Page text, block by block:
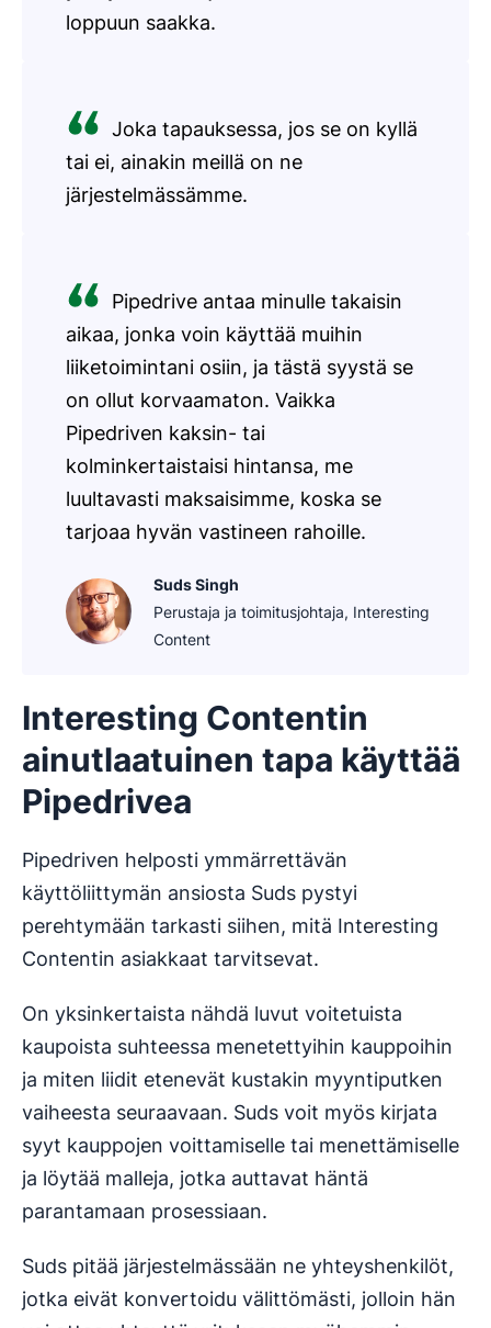
loppuun saakka.
Joka tapauksessa, jos se on kyllä
tai ei, ainakin meillä on ne
järjestelmässämme.
Pipedrive antaa minulle takaisin
aikaa, jonka voin käyttää muihin
liiketoimintani osiin, ja tästä syystä se
on ollut korvaamaton. Vaikka
Pipedriven kaksin- tai
kolminkertaistaisi hintansa, me
luultavasti maksaisimme, koska se
tarjoaa hyvän vastineen rahoille.
Suds Singh
Perustaja ja toimitusjohtaja, Interesting
Content
Interesting Contentin
ainutlaatuinen tapa käyttää
Pipedrivea
Pipedriven helposti ymmärrettävän
käyttöliittymän ansiosta Suds pystyi
perehtymään tarkasti siihen, mitä Interesting
Contentin asiakkaat tarvitsevat.
On yksinkertaista nähdä luvut voitetuista
kaupoista suhteessa menetettyihin kauppoihin
ja miten liidit etenevät kustakin myyntiputken
vaiheesta seuraavaan. Suds voit myös kirjata
syyt kauppojen voittamiselle tai menettämiselle
ja löytää malleja, jotka auttavat häntä
parantamaan prosessiaan.
Suds pitää järjestelmässään ne yhteyshenkilöt,
jotka eivät konvertoidu välittömästi, jolloin hän